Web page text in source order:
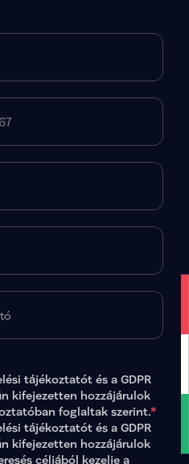
tájékoztatót és a GDPR
kifejezetten hozzájárulok
foglaltak szerint.*
tájékoztatót és a GDPR
kifejezetten hozzájárulok
céljából kezelje a